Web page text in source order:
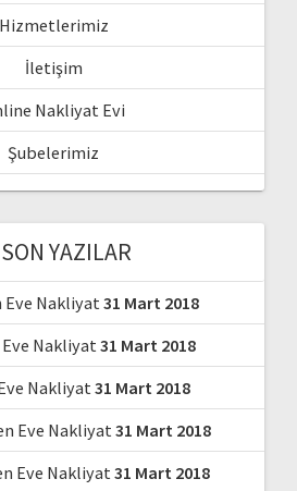
Hizmetlerimiz
İletişim
Nakliyat Evi
Şubelerimiz
SON YAZILAR
Eve Nakliyat31 Mart 2018
Eve Nakliyat31 Mart 2018
Nakliyat31 Mart 2018
Eve Nakliyat31 Mart 2018
Eve Nakliyat31 Mart 2018